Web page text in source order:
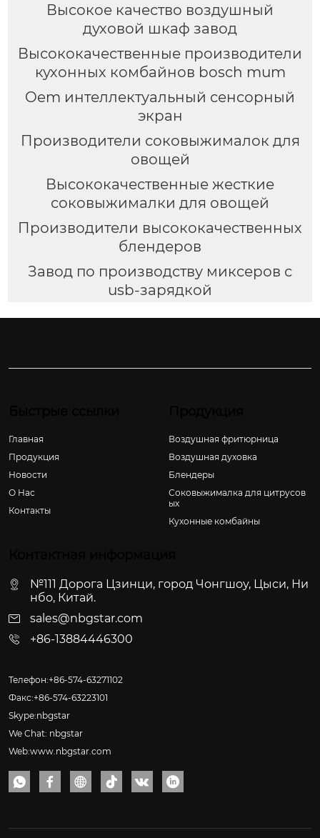
Высокое качество воздушный
духовой шкаф завод
Высококачественные производители
кухонных комбайнов bosch mum
Oem интеллектуальный сенсорный
экран
Производители соковыжималок для
овощей
Высококачественные жесткие
соковыжималки для овощей
Производители высококачественных
блендеров
Завод по производству миксеров с
usb-зарядкой
Главная
Продукция
Новости
О Hас
Контакты
Воздушная фритюрница
Воздушная духовка
Блендеры
Соковыжималка для цитрусов
ых
Кухонные комбайны
№111 Дорога Цзинци, город Чонгшоу, Цыси, Ни
нбо, Китай.
sales@nbgstar.com
+86-13884446300
Телефон:+86-574-63271102
Факс:+86-574-63223101
Skype:nbgstar
We Chat: nbgstar
Web:www.nbgstar.com
     